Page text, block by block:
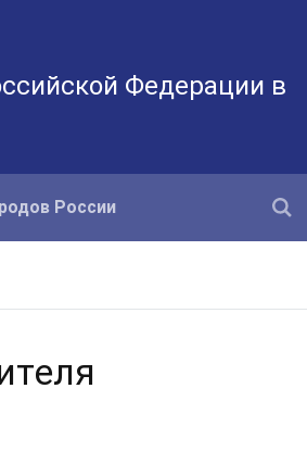
Федерации в
России